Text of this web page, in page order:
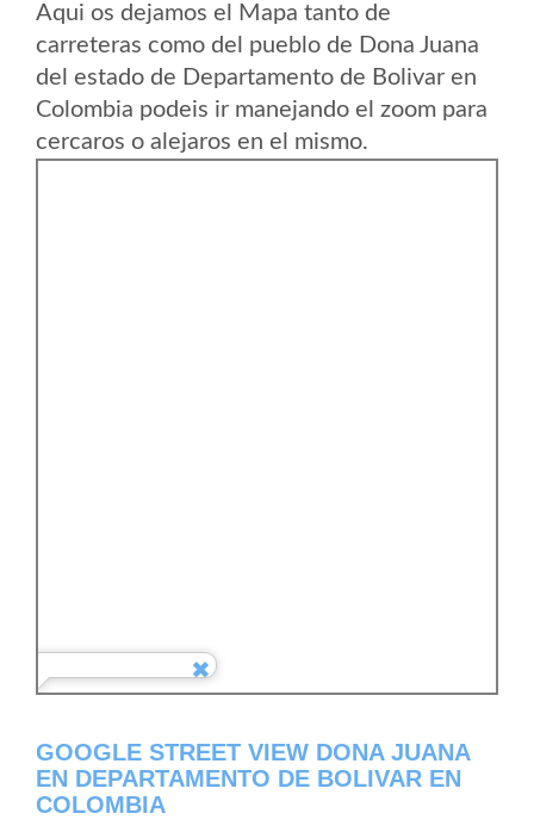
Aqui os dejamos el Mapa tanto de
carreteras como del pueblo de Dona Juana
del estado de Departamento de Bolivar en
Colombia podeis ir manejando el zoom para
cercaros o alejaros en el mismo.
GOOGLE STREET VIEW DONA JUANA
EN DEPARTAMENTO DE BOLIVAR EN
COLOMBIA